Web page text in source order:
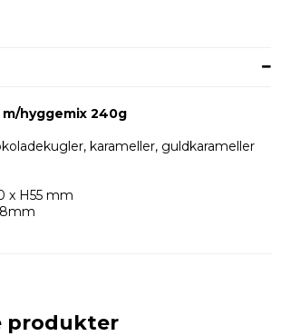
hyggemix 240g
karameller, guldkarameller
x H55 mm
produkter